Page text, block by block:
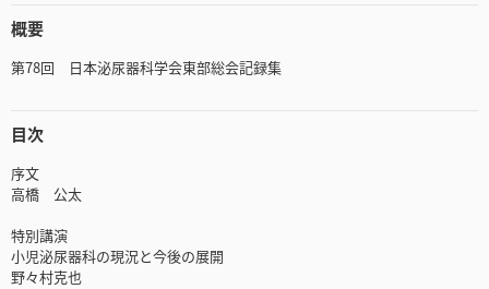
概要
第78回 日本泌尿器科学会東部総会記録集
目次
序文
高橋 公太
特別講演
小児泌尿器科の現況と今後の展開
野々村克也